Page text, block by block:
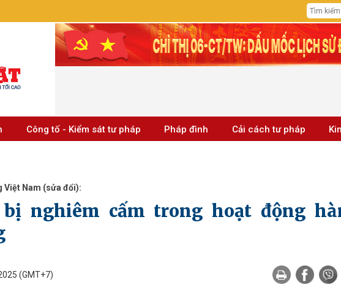
Công tố - Kiểm sát tư pháp Pháp đình Cải cách tư pháp
Việt Nam (sửa đổi):
nghiêm cấm trong hoạt động
(GMT+7)